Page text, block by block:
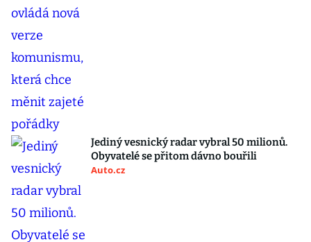
Jediný vesnický radar vybral 50 milionů.
Obyvatelé se přitom dávno bouřili
Auto.cz